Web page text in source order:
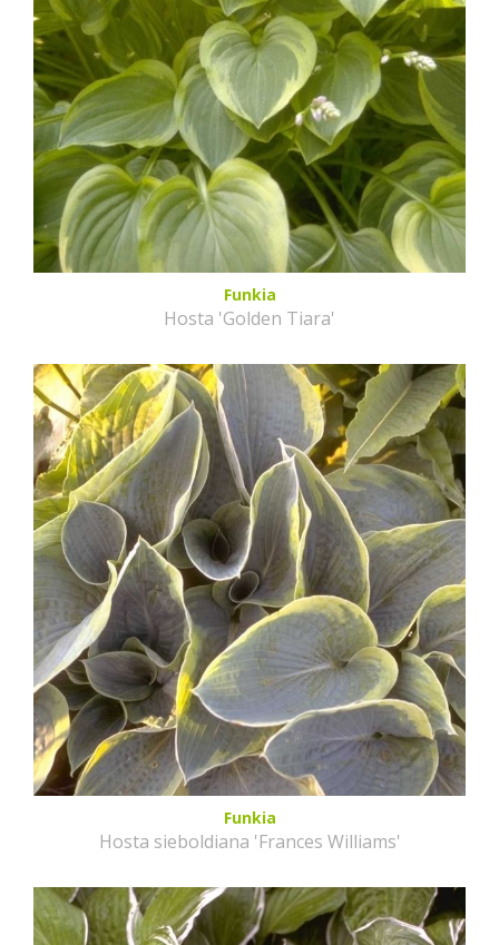
Funkia
Hosta 'Golden Tiara'
Funkia
Hosta sieboldiana 'Frances Williams'